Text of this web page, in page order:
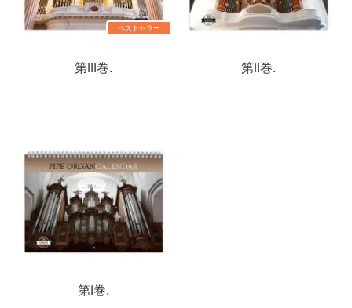
ベストセラー
第III巻. 第II巻.
第I巻.